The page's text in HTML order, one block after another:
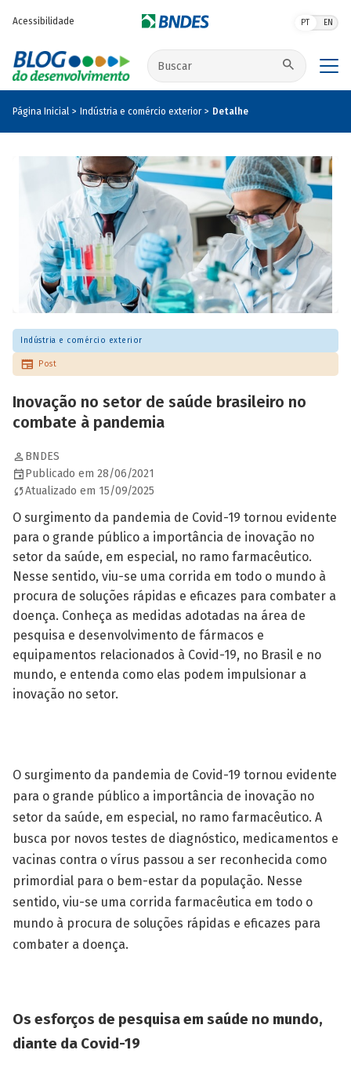
Acessibilidade PT EN
Buscar no site
Página Inicial Indústria e comércio exterior Detalhe
Indústria e comércio exterior
Post
Inovação no setor de saúde brasileiro no
combate à pandemia
BNDES
Publicado em 28/06/2021
Atualizado em 15/09/2025
O surgimento da pandemia de Covid-19 tornou evidente
para o grande público a importância de inovação no
setor da saúde, em especial, no ramo farmacêutico.
Nesse sentido, viu-se uma corrida em todo o mundo à
procura de soluções rápidas e eficazes para combater a
doença. Conheça as medidas adotadas na área de
pesquisa e desenvolvimento de fármacos e
equipamentos relacionados à Covid-19, no Brasil e no
mundo, e entenda como elas podem impulsionar a
inovação no setor.
O surgimento da pandemia de Covid-19 tornou evidente
para o grande público a importância de inovação no
setor da saúde, em especial, no ramo farmacêutico. A
busca por novos testes de diagnóstico, medicamentos e
vacinas contra o vírus passou a ser reconhecida como
primordial para o bem-estar da população. Nesse
sentido, viu-se uma corrida farmacêutica em todo o
mundo à procura de soluções rápidas e eficazes para
combater a doença.
Os esforços de pesquisa em saúde no mundo,
diante da Covid-19